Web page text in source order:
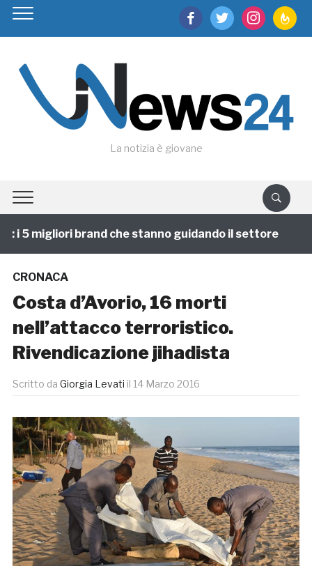
facebooktwitter instagram
La notizia è giovane
5 migliori brand che stanno guidando il settore
CRONACA
Costa d’Avorio, 16 morti
nell’attacco terroristico.
Rivendicazione jihadista
Scritto da Giorgia Levati il 14 Marzo 2016